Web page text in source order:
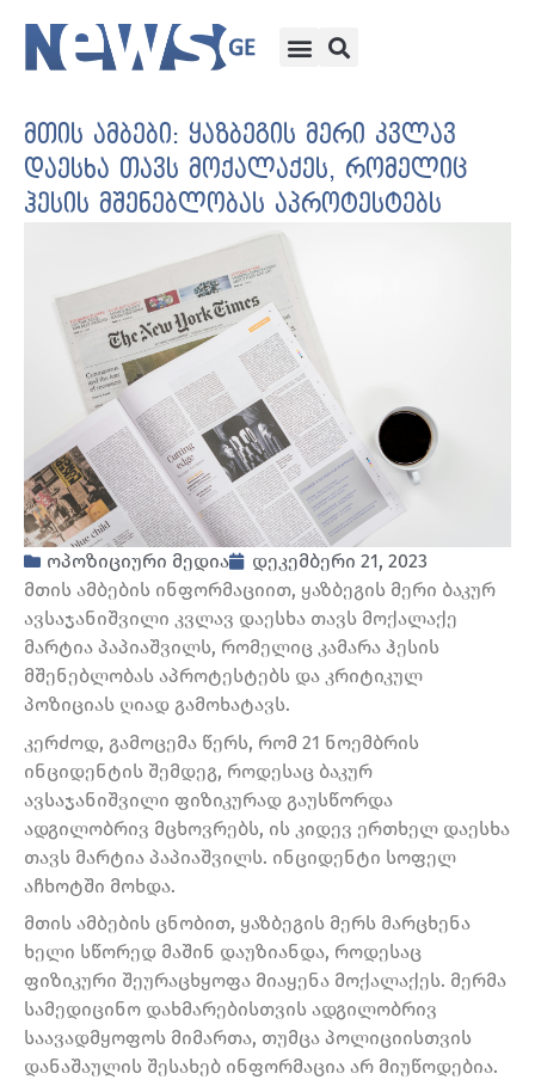
მთის ამბები: ყაზბეგის მერი კვლავ
დაესხა თავს მოქალაქეს, რომელიც
ჰესის მშენებლობას აპროტესტებს
ოპოზიციური მედია
დეკემბერი 21, 2023
მთის ამბების ინფორმაციით, ყაზბეგის მერი ბაკურ
ავსაჯანიშვილი კვლავ დაესხა თავს მოქალაქე
მარტია პაპიაშვილს, რომელიც კამარა ჰესის
მშენებლობას აპროტესტებს და კრიტიკულ
პოზიციას ღიად გამოხატავს.
კერძოდ, გამოცემა წერს, რომ 21 ნოემბრის
ინციდენტის შემდეგ, როდესაც ბაკურ
ავსაჯანიშვილი ფიზიკურად გაუსწორდა
ადგილობრივ მცხოვრებს, ის კიდევ ერთხელ დაესხა
თავს მარტია პაპიაშვილს. ინციდენტი სოფელ
აჩხოტში მოხდა.
მთის ამბების ცნობით, ყაზბეგის მერს მარცხენა
ხელი სწორედ მაშინ დაუზიანდა, როდესაც
ფიზიკური შეურაცხყოფა მიაყენა მოქალაქეს. მერმა
სამედიცინო დახმარებისთვის ადგილობრივ
საავადმყოფოს მიმართა, თუმცა პოლიციისთვის
დანაშაულის შესახებ ინფორმაცია არ მიუწოდებია.